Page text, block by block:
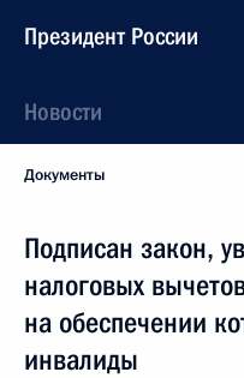
Президент России
Новости
Документы
Подписан закон,
налоговых
на обеспечении
инвалиды